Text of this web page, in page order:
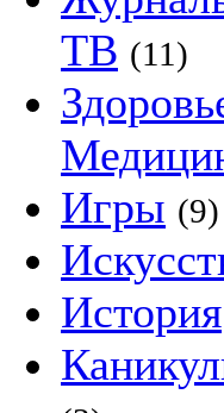
ТВ (11)
Игры (9)
История